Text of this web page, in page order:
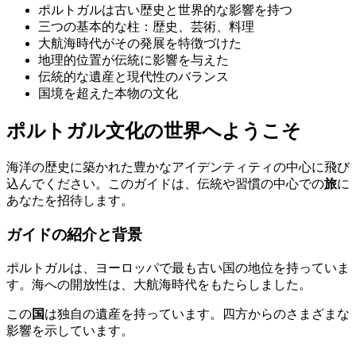
ポルトガルは古い歴史と世界的な影響を持つ
三つの基本的な柱：歴史、芸術、料理
大航海時代がその発展を特徴づけた
地理的位置が伝統に影響を与えた
伝統的な遺産と現代性のバランス
国境を超えた本物の文化
ポルトガル文化の世界へようこそ
海洋の歴史に築かれた豊かなアイデンティティの中心に飛び
込んでください。このガイドは、伝統や習慣の中心での旅に
あなたを招待します。
ガイドの紹介と背景
ポルトガルは、ヨーロッパで最も古い国の地位を持っていま
す。海への開放性は、大航海時代をもたらしました。
この国は独自の遺産を持っています。四方からのさまざまな
影響を示しています。